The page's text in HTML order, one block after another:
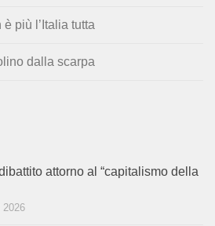
è più l’Italia tutta
dalla scarpa
attorno al “capitalismo della
2026